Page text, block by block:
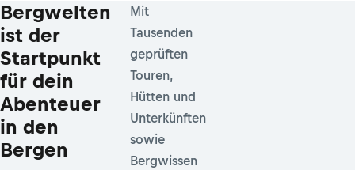
Bergwelten
ist der
Startpunkt
für dein
Abenteuer
in den
Bergen
Mit
Tausenden
geprüften
Touren,
Hütten und
Unterkünften
sowie
Bergwissen